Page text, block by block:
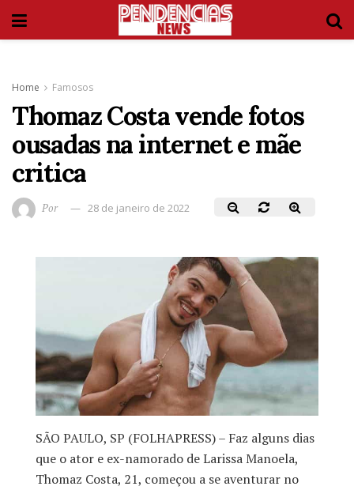
Home Famosos
Thomaz Costa vende fotos
ousadas na internet e mãe
critica
Por 28 de janeiro de 2022
SÃO PAULO, SP (FOLHAPRESS) – Faz alguns dias
que o ator e ex-namorado de Larissa Manoela,
Thomaz Costa, 21, começou a se aventurar no